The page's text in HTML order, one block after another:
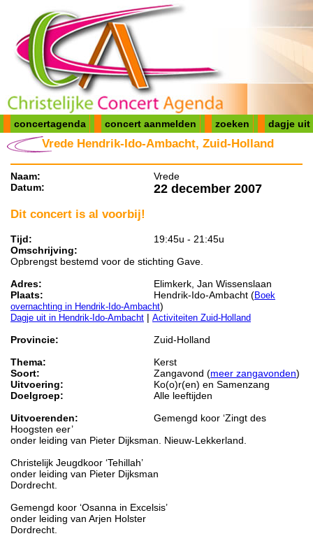
concertagenda concert aanmelden zoeken dagje uit
Vrede Hendrik-Ido-Ambacht, Zuid-Holland
Naam:
Vrede
Datum:
22 december 2007
Dit concert is al voorbij!
Tijd:
19:45u - 21:45u
Omschrijving:
Opbrengst bestemd voor de stichting Gave.
Adres:
Elimkerk, Jan Wissenslaan
Plaats:
Hendrik-Ido-Ambacht (Boek
overnachting in Hendrik-Ido-Ambacht)
Dagje uit in Hendrik-Ido-Ambacht | Activiteiten Zuid-Holland
Provincie:
Zuid-Holland
Thema:
Kerst
Soort:
Zangavond (meer zangavonden)
Uitvoering:
Ko(o)r(en) en Samenzang
Doelgroep:
Alle leeftijden
Uitvoerenden:
Gemengd koor ‘Zingt des
Hoogsten eer’
onder leiding van Pieter Dijksman. Nieuw-Lekkerland.
Christelijk Jeugdkoor ‘Tehillah’
onder leiding van Pieter Dijksman
Dordrecht.
Gemengd koor ‘Osanna in Excelsis’
onder leiding van Arjen Holster
Dordrecht.